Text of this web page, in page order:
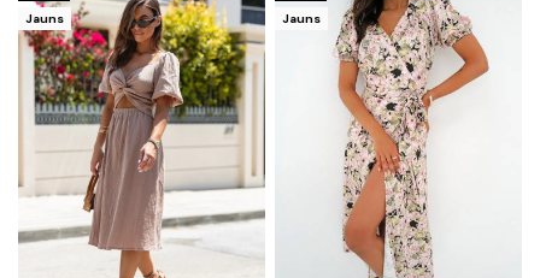
Jauns
Jauns